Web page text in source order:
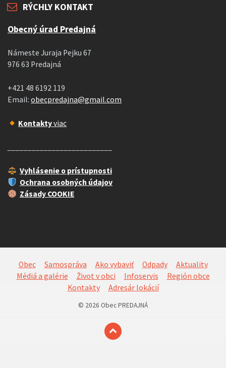
RÝCHLY KONTAKT
Obecný úrad Predajná
Námeste Juraja Pejku 67
976 63 Predajná
+421 48 6192 119
Email: obecpredajna@gmail.com
Kontaktyviac
Vyhlásenie o prístupnosti
Ochrana osobných údajov
Zásady COOKIE
Obec Samospráva Ako vybaviť Odpady
Aktuality
Médiá a galérie
Život v obci Infoservis
Región obce
Kontakty
Adresár lokácií
© 2026 Obec PREDAJNÁ